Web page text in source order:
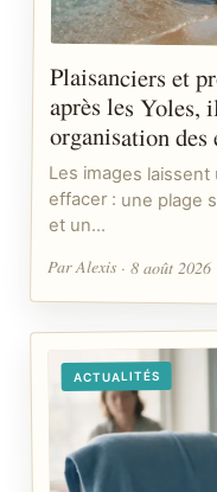
Plaisanciers et
après les Yoles,
organisation des
Les images
effacer : une plage
et un…
Par Alexis · 8 août
ACTUALITÉS